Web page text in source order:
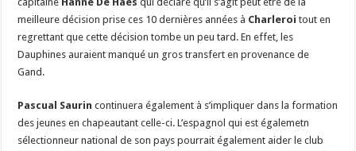
meilleure décision prise ces 10 dernières années à Charleroi tout en
regrettant que cette décision tombe un peu tard. En effet, les
Dauphines auraient manqué un gros transfert en provenance de
Gand.
Pascual Saurin continuera également à s’impliquer dans la formation
des jeunes en chapeautant celle-ci. L’espagnol qui est égalemetn
sélectionneur national de son pays pourrait également aider le club